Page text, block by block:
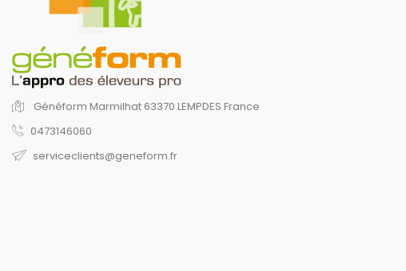
Généform Marmilhat 63370 LEMPDES France
0473146060
serviceclients@geneform.fr